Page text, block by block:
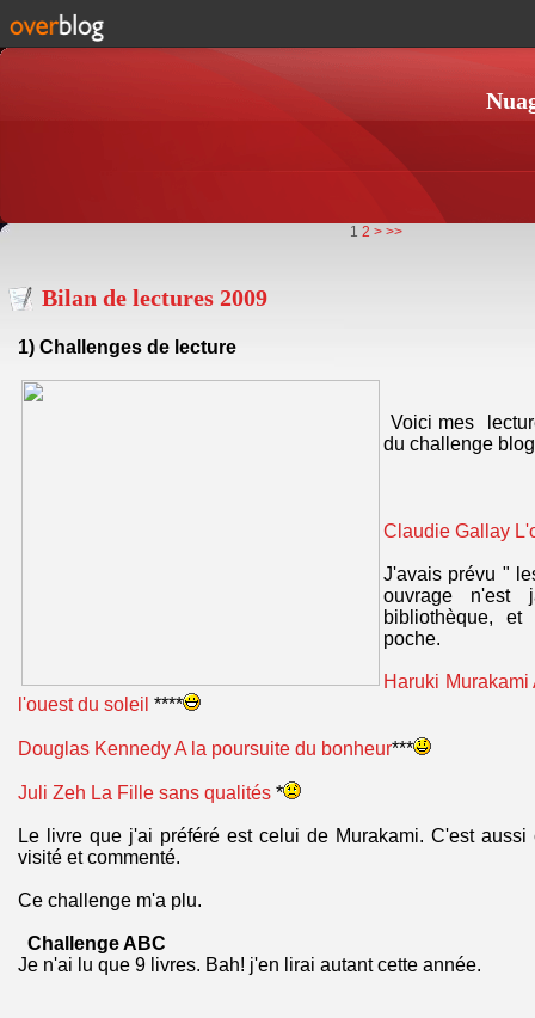
1 2 > >>
Bilan de lectures 2009
1) Challenges de lecture
Voici mes
du challenge
Claudie Gallay
J'avais prévu "
ouvrage n'est
bibliothèque,
poche.
Haruki
l'ouest du soleil ****
Douglas Kennedy A la poursuite du bonheur***
Juli Zeh La Fille sans qualités *
Le livre que j'ai préféré est celui de Murakami. C'est
visité et commenté.
Ce challenge m'a plu.
Challenge ABC
Je n'ai lu que 9 livres. Bah! j'en lirai autant cette année.